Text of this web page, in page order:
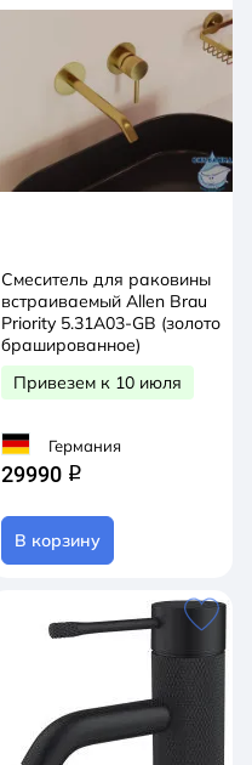
Смеситель для раковины
встраиваемый Allen Brau
Priority 5.31A03-GB (золото
брашированное)
Привезем к 10 июля
Германия
29990 q
В корзину